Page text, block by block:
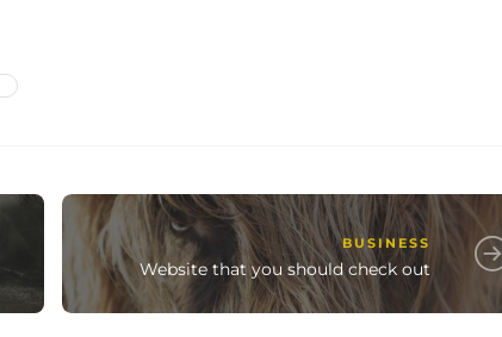
BUSINESS
Website that you should check out